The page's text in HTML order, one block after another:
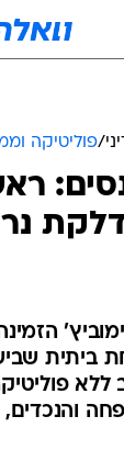
/פוליטיקה
ביתית
והנכדים,